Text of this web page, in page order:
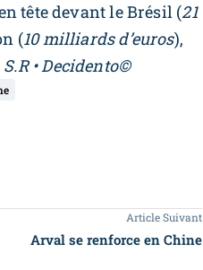
tête devant le Brésil (21
(10 milliards d’euros),
S.R • Decidento©
Article Suivant
Arval se renforce en Chine